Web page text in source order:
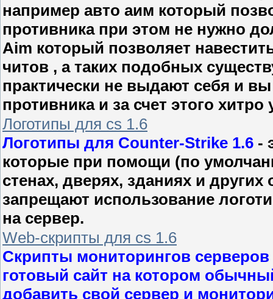
например авто аим который
противника при этом не нужно
Aim который позволяет
читов , а таких подобных
практически не выдают себя и
противника и за счет этого хитро
Логотипы для cs 1.6
Логотипы для Counter-Strike 1.6 -
которые при помощи (по
стенах, дверях, зданиях и
запрещают использование
на сервер.
Web-скрипты для cs 1.6
Скрипты мониторингов серверов
готовый сайт на котором
добавить свой сервер и